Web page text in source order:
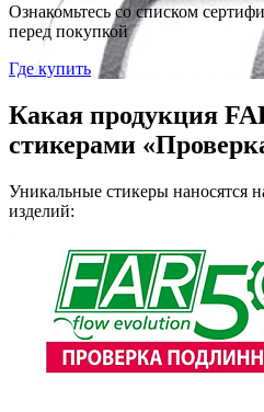
Ознакомьтесь со списком
перед покупкой
Где купить
Какая продукция
стикерами
Уникальные стикеры наносятся
изделий: